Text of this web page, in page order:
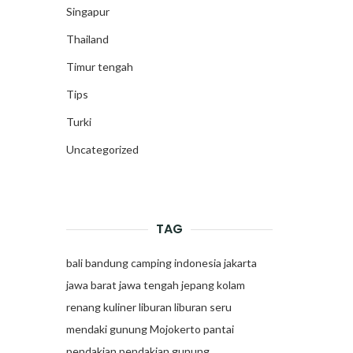
Singapur
Thailand
Timur tengah
Tips
Turki
Uncategorized
TAG
bali bandung camping indonesia jakarta
jawa barat jawa tengah jepang kolam
renang kuliner liburan liburan seru
mendaki gunung Mojokerto pantai